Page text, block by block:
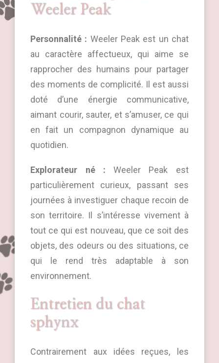
Weeler Peak
Personnalité : Weeler Peak est un chat
au caractère affectueux, qui aime se
rapprocher des humains pour partager
des moments de complicité. Il est aussi
doté d’une énergie communicative,
aimant courir, sauter, et s’amuser, ce qui
en fait un compagnon dynamique au
quotidien.
Explorateur né :Weeler Peak est
particulièrement curieux, passant ses
journées à investiguer chaque recoin de
son territoire. Il s’intéresse vivement à
tout ce qui est nouveau, que ce soit des
objets, des odeurs ou des situations, ce
qui le rend très adaptable à son
environnement.
Entretien du chat
sphynx
Contrairement aux idées reçues, les